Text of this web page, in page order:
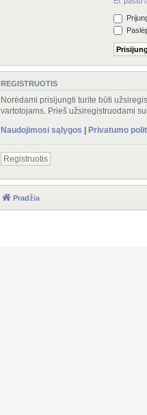
REGISTRUOTIS
Norėdami prisijungti turite būti
vartotojams. Prieš užsiregistruodami
Naudojimosi sąlygos | Privatumo
Registruotis
Pradžia